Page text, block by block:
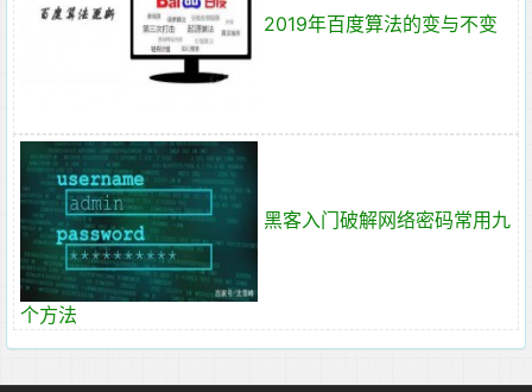
2019年百度算法的变与不变
黑客入门破解网络密码常用九
个方法